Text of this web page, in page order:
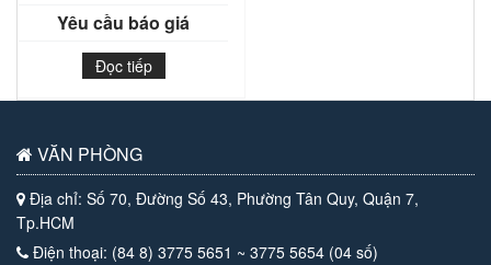
Yêu cầu báo giá
Đọc tiếp
VĂN PHÒNG
Địa chỉ: Số 70, Đường Số 43, Phường Tân Quy, Quận 7,
Tp.HCM
Điện thoại: (84 8) 3775 5651 ~ 3775 5654 (04 số)